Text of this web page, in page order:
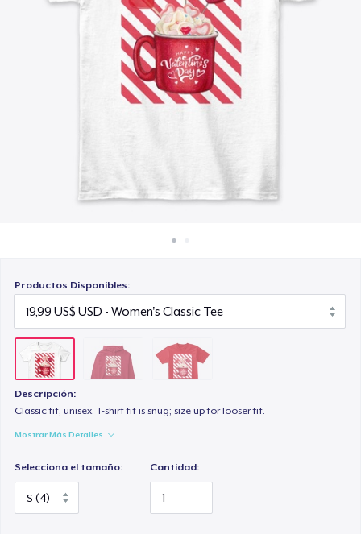
Venda en todas partes
Venda lo que sea
Productos Disponibles:
Descripción:
Classic fit, unisex. T-shirt fit is snug; size up for looser fit.
Mostrar Más Detalles
Selecciona el tamaño: Cantidad:
21,99 US$